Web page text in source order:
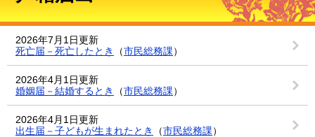
2026年7月1日更新
死亡届－死亡したとき
（市民総務課）
2026年4月1日更新
婚姻届－結婚するとき
（市民総務課）
2026年4月1日更新
出生届－子どもが生まれたとき
（市民総務課）